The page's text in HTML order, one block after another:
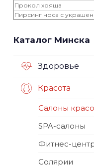
Прокол хряща
Пирсинг носа с
Каталог Минска
Здоровье
Красота
Салоны
SPA-салоны
Фитнес-
Солярии